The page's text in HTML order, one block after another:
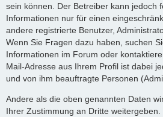
sein können. Der Betreiber kann jedoch
Informationen nur für einen
andere registrierte Benutzer,
Wenn Sie Fragen dazu haben, suchen
Informationen im Forum oder
Mail-Adresse aus Ihrem Profil ist dabei
und von ihm beauftragte Personen
Andere als die oben genannten Daten
Ihrer Zustimmung an Dritte